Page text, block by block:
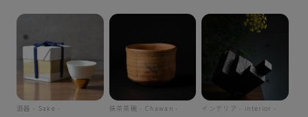
酒器 - Sake - 抹茶茶碗 - Chawan - インテリア - interior -